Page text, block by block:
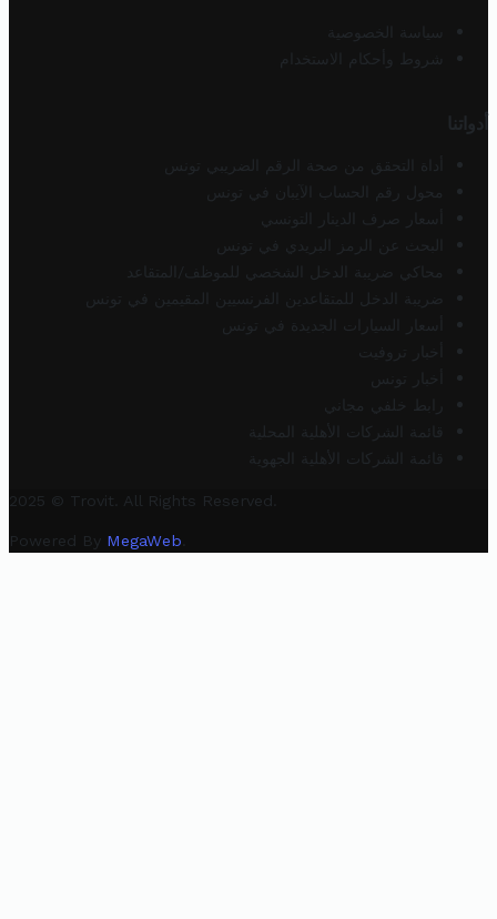
سياسة الخصوصية
شروط وأحكام الاستخدام
أدواتنا
أداة التحقق من صحة الرقم الضريبي تونس
محول رقم الحساب الآيبان في تونس
أسعار صرف الدينار التونسي
البحث عن الرمز البريدي في تونس
محاكي ضريبة الدخل الشخصي للموظف/المتقاعد
ضريبة الدخل للمتقاعدين الفرنسيين المقيمين في تونس
أسعار السيارات الجديدة في تونس
أخبار تروفيت
أخبار تونس
رابط خلفي مجاني
قائمة الشركات الأهلية المحلية
قائمة الشركات الأهلية الجهوية
2025 © Trovit. All Rights Reserved.
Powered By MegaWeb